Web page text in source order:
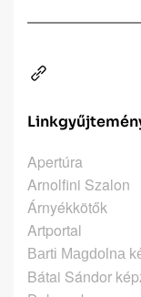
Apertúra
Arnolfini Szalon
Árnyékkötők
Artportal
Barti Magdolna
Bátai Sándor